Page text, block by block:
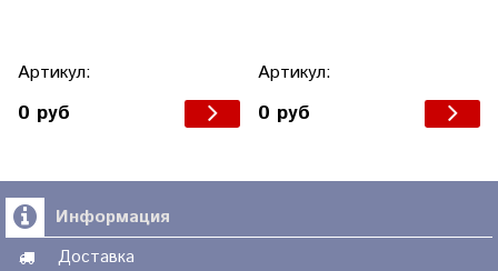
Артикул:
0 руб
Артикул:
0 руб
Информация
Доставка